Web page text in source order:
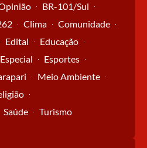
BR-101/Sul
Clima
Comunidade
Edital
Educação
Especial
Esportes
Meio Ambiente
Saúde Turismo